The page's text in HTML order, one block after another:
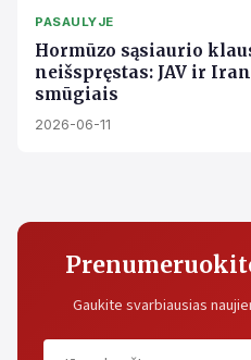
PASAULYJE
Hormūzo sąsiaurio
neišspręstas: JAV ir
smūgiais
2026-06-11
Gaukite svarbiausias